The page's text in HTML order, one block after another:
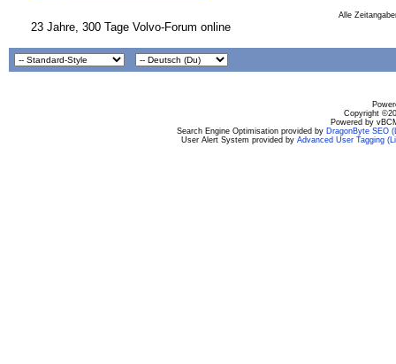
Alle
23 Jahre, 300 Tage Volvo-Forum online
Copyright
Powered by
Search Engine Optimisation provided by DragonByte SEO
User Alert System provided by Advanced User Tagging